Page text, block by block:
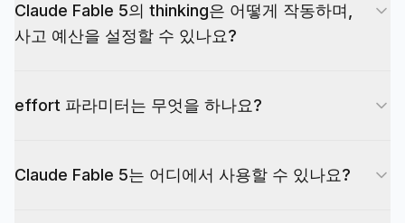
텍스트 의사결정 — 으로 한정하세요.
력·출력 가격은 Opus 4.8의 약 두 배이므로, 추가
추론이 값비싼 오류나 수정 루프를 막을 때 본전을
Claude Fable 5의 thinking은 어떻게 작동하며,
사고 예산을 설정할 수 있나요?
마나 추론할지 스스로 정합니다. 출시 시점에
되지 않는다고 문서화했습니다. 추론 깊이와 토큰
effort 파라미터는 무엇을 하나요?
지연 사이의 절충을 돕습니다. Fable 5는 이전
Claude Fable 5는 어디에서 사용할 수 있나요?